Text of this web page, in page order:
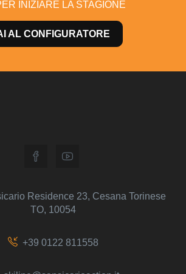
INIZIARE LA STAGIONE
AL CONFIGURATORE
Residence 23, Cesana Torinese
TO, 10054
+39 0122 811558